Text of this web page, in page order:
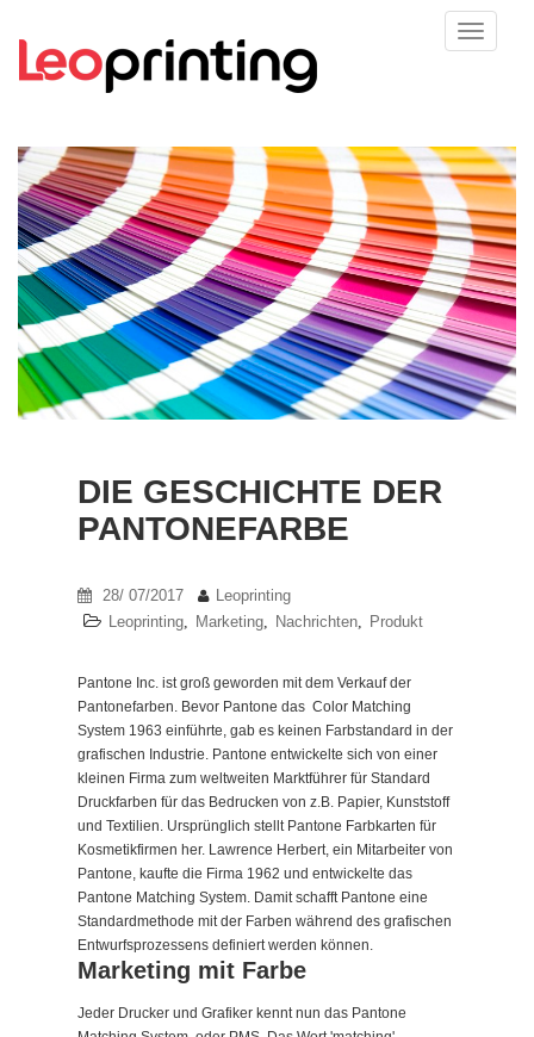
DIE GESCHICHTE DER
PANTONEFARBE
28/ 07/2017
Leoprinting
Leoprinting
Marketing Nachrichten Produkt
Pantone Inc. ist groß geworden mit dem Verkauf der
Pantonefarben. Bevor Pantone das Color Matching
System 1963 einführte, gab es keinen Farbstandard in der
grafischen Industrie. Pantone entwickelte sich von einer
kleinen Firma zum weltweiten Marktführer für Standard
Druckfarben für das Bedrucken von z.B. Papier, Kunststoff
und Textilien. Ursprünglich stellt Pantone Farbkarten für
Kosmetikfirmen her. Lawrence Herbert, ein Mitarbeiter von
Pantone, kaufte die Firma 1962 und entwickelte das
Pantone Matching System. Damit schafft Pantone eine
Standardmethode mit der Farben während des grafischen
Entwurfsprozessens definiert werden können.
Marketing mit Farbe
Jeder Drucker und Grafiker kennt nun das Pantone